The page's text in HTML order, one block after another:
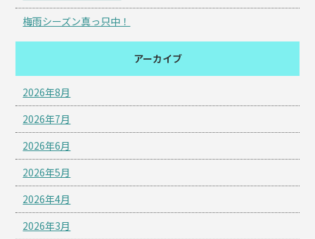
梅雨シーズン真っ只中！
アーカイブ
2026年8月
2026年7月
2026年6月
2026年5月
2026年4月
2026年3月